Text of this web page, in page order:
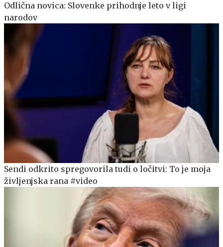
Odlična novica: Slovenke prihodnje leto v ligi
narodov
Sendi odkrito spregovorila tudi o ločitvi: To je moja
življenjska rana #video